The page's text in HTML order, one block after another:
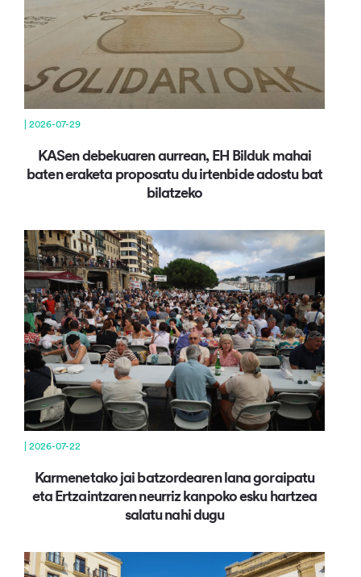
| 2026-07-29
KASen debekuaren aurrean, EH Bilduk mahai
baten eraketa proposatu du irtenbide adostu bat
bilatzeko
| 2026-07-22
Karmenetako jai batzordearen lana goraipatu
eta Ertzaintzaren neurriz kanpoko esku hartzea
salatu nahi dugu